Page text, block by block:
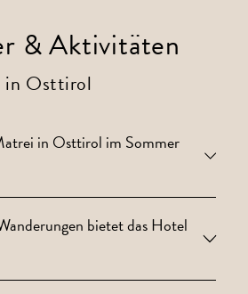
& Aktivitäten
in Osttirol
in Osttirol im Sommer
bietet das Hotel